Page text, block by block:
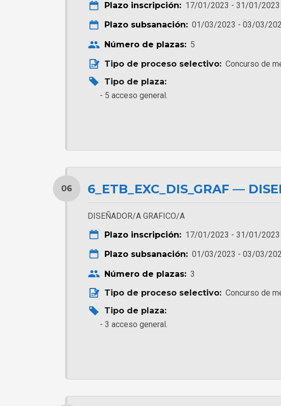
Plazo inscripción: 17/01/2023 - 31/01/2023
Plazo subsanación: 01/03/2023 - 03/03/
Número de plazas: 5
Tipo de proceso selectivo: Concurso de
Tipo de plaza:
5 acceso general.
6_ETB_EXC_DIS_GRAF —
06
DISEÑADOR/A GRAFICO/A
Plazo inscripción: 17/01/2023 - 31/01/2023
Plazo subsanación: 01/03/2023 - 03/03/
Número de plazas: 3
Tipo de proceso selectivo: Concurso de
Tipo de plaza:
3 acceso general.